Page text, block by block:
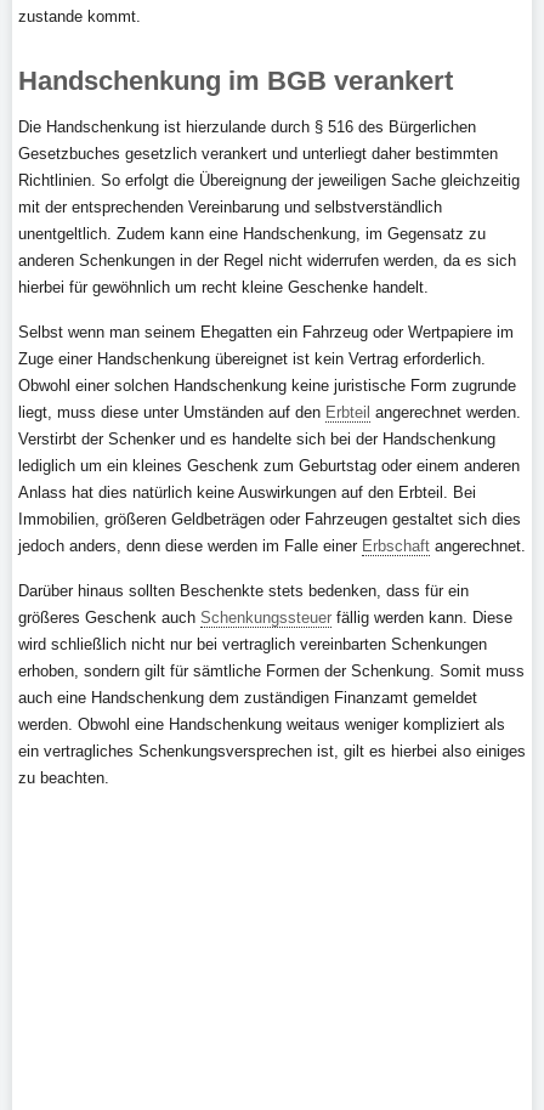
zustande kommt.
Handschenkung im BGB verankert
Die Handschenkung ist hierzulande durch § 516 des Bürgerlichen
Gesetzbuches gesetzlich verankert und unterliegt daher bestimmten
Richtlinien. So erfolgt die Übereignung der jeweiligen Sache gleichzeitig
mit der entsprechenden Vereinbarung und selbstverständlich
unentgeltlich. Zudem kann eine Handschenkung, im Gegensatz zu
anderen Schenkungen in der Regel nicht widerrufen werden, da es sich
hierbei für gewöhnlich um recht kleine Geschenke handelt.
Selbst wenn man seinem Ehegatten ein Fahrzeug oder Wertpapiere im
Zuge einer Handschenkung übereignet ist kein Vertrag erforderlich.
Obwohl einer solchen Handschenkung keine juristische Form zugrunde
liegt, muss diese unter Umständen auf den Erbteil angerechnet werden.
Verstirbt der Schenker und es handelte sich bei der Handschenkung
lediglich um ein kleines Geschenk zum Geburtstag oder einem anderen
Anlass hat dies natürlich keine Auswirkungen auf den Erbteil. Bei
Immobilien, größeren Geldbeträgen oder Fahrzeugen gestaltet sich dies
jedoch anders, denn diese werden im Falle einer Erbschaft angerechnet.
Darüber hinaus sollten Beschenkte stets bedenken, dass für ein
größeres Geschenk auch Schenkungssteuer fällig werden kann. Diese
wird schließlich nicht nur bei vertraglich vereinbarten Schenkungen
erhoben, sondern gilt für sämtliche Formen der Schenkung. Somit muss
auch eine Handschenkung dem zuständigen Finanzamt gemeldet
werden. Obwohl eine Handschenkung weitaus weniger kompliziert als
ein vertragliches Schenkungsversprechen ist, gilt es hierbei also einiges
zu beachten.